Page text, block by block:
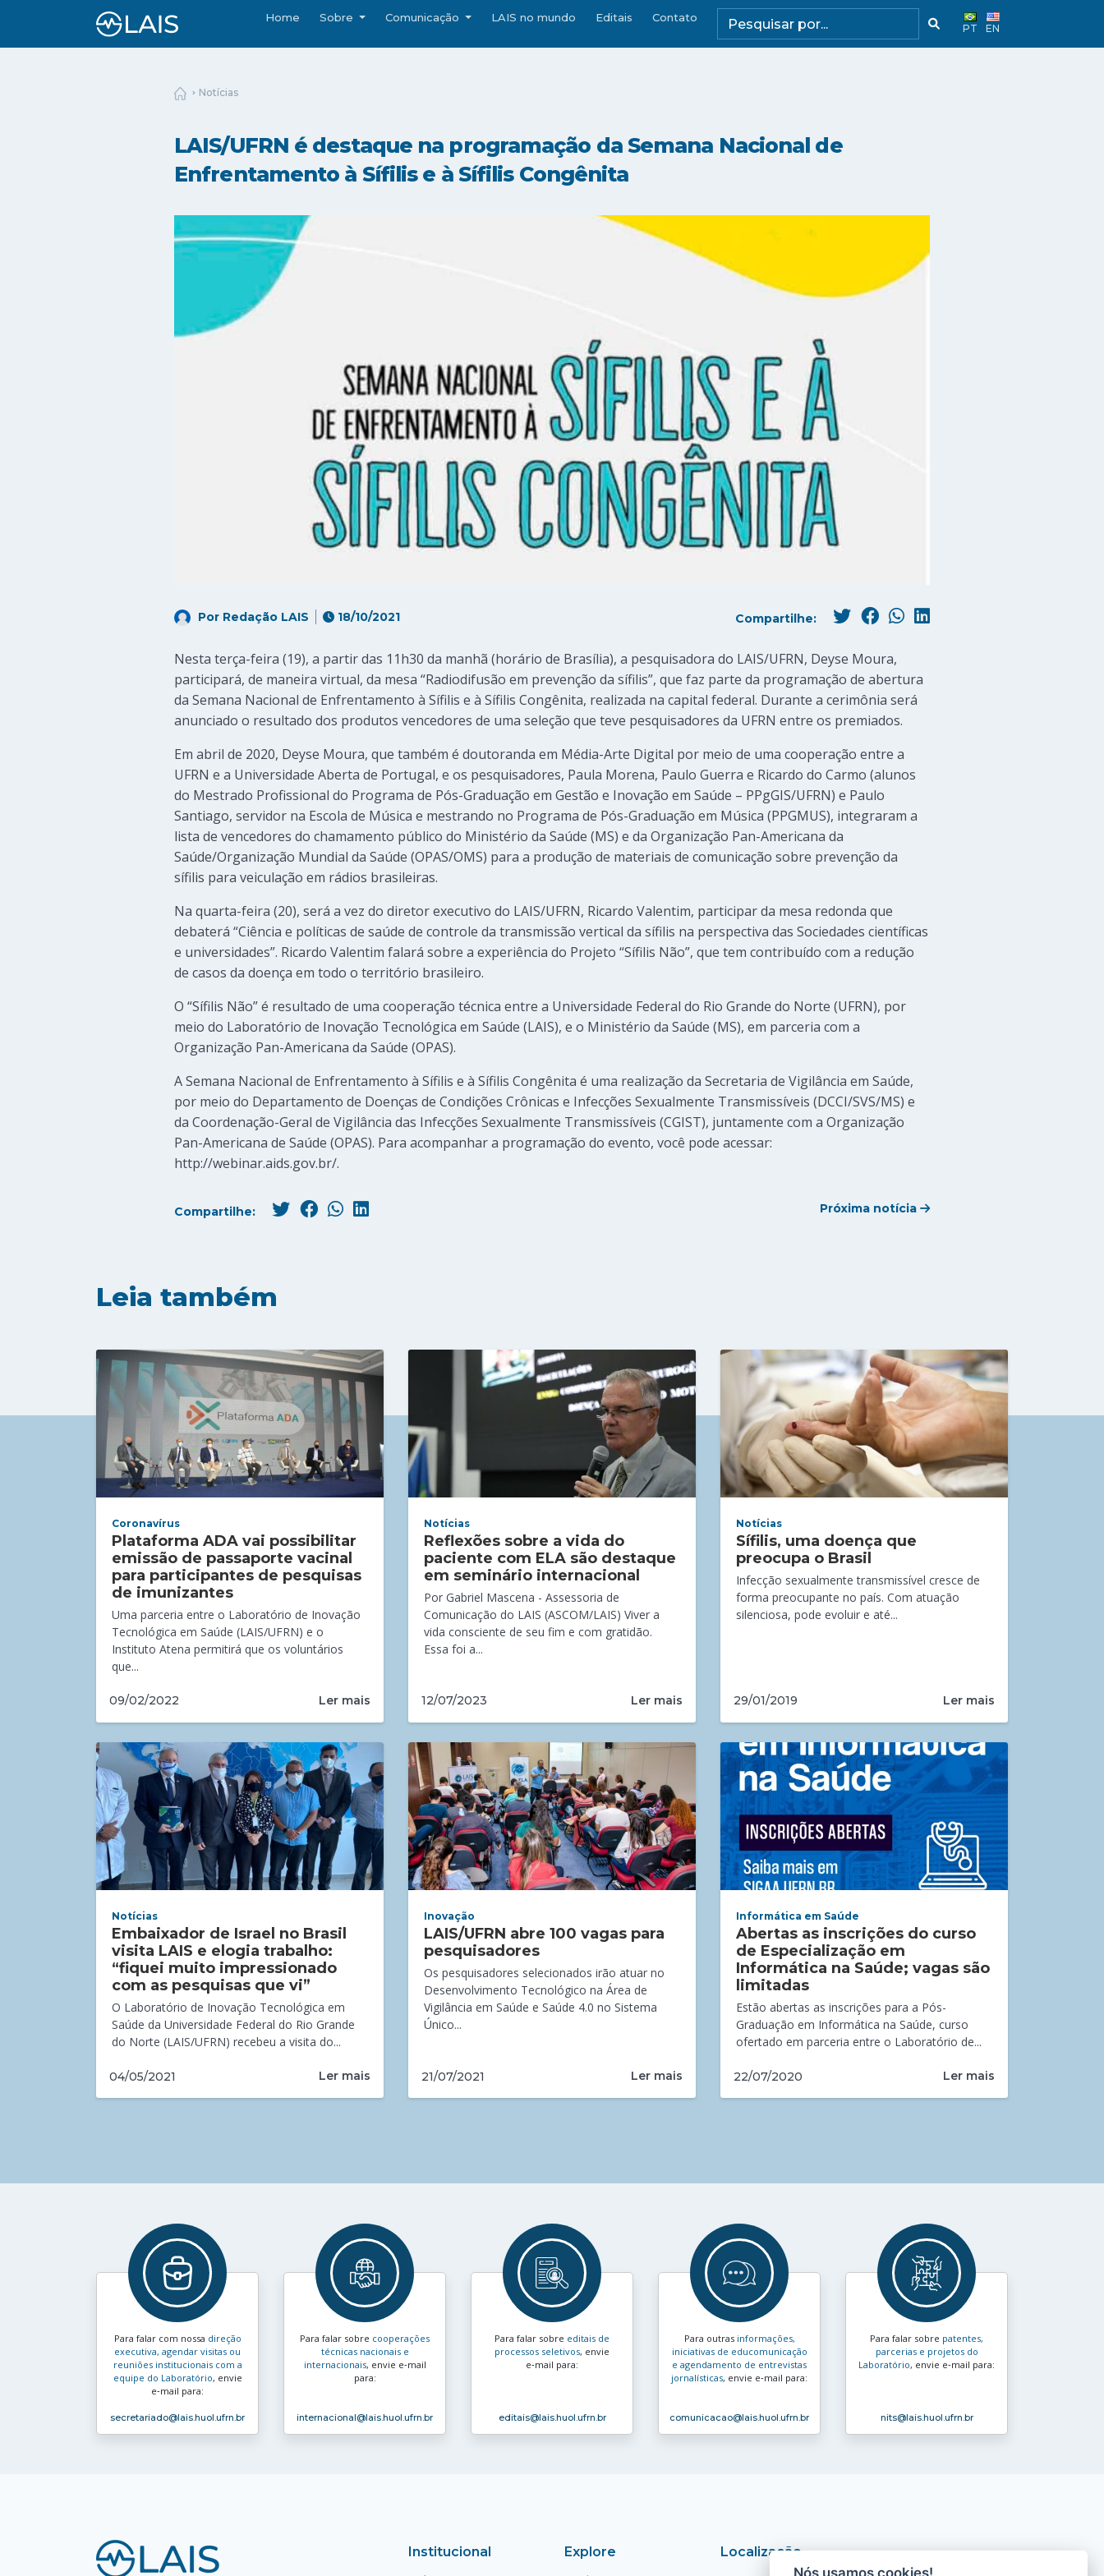
Home Sobre Comunicação LAIS no mundo Editais Contato
PT EN
Notícias
LAIS/UFRN é destaque na programação da Semana Nacional de
Enfrentamento à Sífilis e à Sífilis Congênita
Por Redação LAIS 18/10/2021 Compartilhe:
Nesta terça-feira (19), a partir das 11h30 da manhã (horário de Brasília), a pesquisadora do LAIS/UFRN, Deyse Moura,
participará, de maneira virtual, da mesa “Radiodifusão em prevenção da sífilis”, que faz parte da programação de abertura
da Semana Nacional de Enfrentamento à Sífilis e à Sífilis Congênita, realizada na capital federal. Durante a cerimônia será
anunciado o resultado dos produtos vencedores de uma seleção que teve pesquisadores da UFRN entre os premiados.
Em abril de 2020, Deyse Moura, que também é doutoranda em Média-Arte Digital por meio de uma cooperação entre a
UFRN e a Universidade Aberta de Portugal, e os pesquisadores, Paula Morena, Paulo Guerra e Ricardo do Carmo (alunos
do Mestrado Profissional do Programa de Pós-Graduação em Gestão e Inovação em Saúde – PPgGIS/UFRN) e Paulo
Santiago, servidor na Escola de Música e mestrando no Programa de Pós-Graduação em Música (PPGMUS), integraram a
lista de vencedores do chamamento público do Ministério da Saúde (MS) e da Organização Pan-Americana da
Saúde/Organização Mundial da Saúde (OPAS/OMS) para a produção de materiais de comunicação sobre prevenção da
sífilis para veiculação em rádios brasileiras.
Na quarta-feira (20), será a vez do diretor executivo do LAIS/UFRN, Ricardo Valentim, participar da mesa redonda que
debaterá “Ciência e políticas de saúde de controle da transmissão vertical da sífilis na perspectiva das Sociedades científicas
e universidades”. Ricardo Valentim falará sobre a experiência do Projeto “Sífilis Não”, que tem contribuído com a redução
de casos da doença em todo o território brasileiro.
O “Sífilis Não” é resultado de uma cooperação técnica entre a Universidade Federal do Rio Grande do Norte (UFRN), por
meio do Laboratório de Inovação Tecnológica em Saúde (LAIS), e o Ministério da Saúde (MS), em parceria com a
Organização Pan-Americana da Saúde (OPAS).
A Semana Nacional de Enfrentamento à Sífilis e à Sífilis Congênita é uma realização da Secretaria de Vigilância em Saúde,
por meio do Departamento de Doenças de Condições Crônicas e Infecções Sexualmente Transmissíveis (DCCI/SVS/MS) e
da Coordenação-Geral de Vigilância das Infecções Sexualmente Transmissíveis (CGIST), juntamente com a Organização
Pan-Americana de Saúde (OPAS). Para acompanhar a programação do evento, você pode acessar:
http://webinar.aids.gov.br/.
Compartilhe: Próxima notícia
Leia também
Coronavírus
Plataforma ADA vai possibilitar
emissão de passaporte vacinal
para participantes de pesquisas
de imunizantes
Uma parceria entre o Laboratório de Inovação
Tecnológica em Saúde (LAIS/UFRN) e o
Instituto Atena permitirá que os voluntários
que...
09/02/2022 Ler mais
Notícias
Reflexões sobre a vida do
paciente com ELA são destaque
em seminário internacional
Por Gabriel Mascena - Assessoria de
Comunicação do LAIS (ASCOM/LAIS) Viver a
vida consciente de seu fim e com gratidão.
Essa foi a...
12/07/2023 Ler mais
Notícias
Sífilis, uma doença que
preocupa o Brasil
Infecção sexualmente transmissível cresce de
forma preocupante no país. Com atuação
silenciosa, pode evoluir e até...
29/01/2019 Ler mais
Notícias
Embaixador de Israel no Brasil
visita LAIS e elogia trabalho:
“fiquei muito impressionado
com as pesquisas que vi”
O Laboratório de Inovação Tecnológica em
Saúde da Universidade Federal do Rio Grande
do Norte (LAIS/UFRN) recebeu a visita do...
04/05/2021 Ler mais
Inovação
LAIS/UFRN abre 100 vagas para
pesquisadores
Os pesquisadores selecionados irão atuar no
Desenvolvimento Tecnológico na Área de
Vigilância em Saúde e Saúde 4.0 no Sistema
Único...
21/07/2021 Ler mais
Informática em Saúde
Abertas as inscrições do curso
de Especialização em
Informática na Saúde; vagas são
limitadas
Estão abertas as inscrições para a Pós-
Graduação em Informática na Saúde, curso
ofertado em parceria entre o Laboratório de...
22/07/2020 Ler mais
Para falar com nossa direção
executiva, agendar visitas ou
reuniões institucionais com a
equipe do Laboratório, envie
e‑mail para:
secretariado@lais.huol.ufrn.br
Para falar sobre cooperações
técnicas nacionais e
internacionais, envie e‑mail
para:
internacional@lais.huol.ufrn.br
Para falar sobre editais de
processos seletivos, envie
e‑mail para:
editais@lais.huol.ufrn.br
Para outras informações,
iniciativas de educomunicação
e agendamento de entrevistas
jornalísticas, envie e‑mail para:
comunicacao@lais.huol.ufrn.br
Para falar sobre patentes,
parcerias e projetos do
Laboratório, envie e‑mail para:
nits@lais.huol.ufrn.br
Institucional Explore
Localização